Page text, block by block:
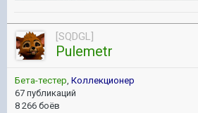
[SQDGL]
Pulemetr
Бета-тестер Коллекционер
67 публикаций
8 266 боёв